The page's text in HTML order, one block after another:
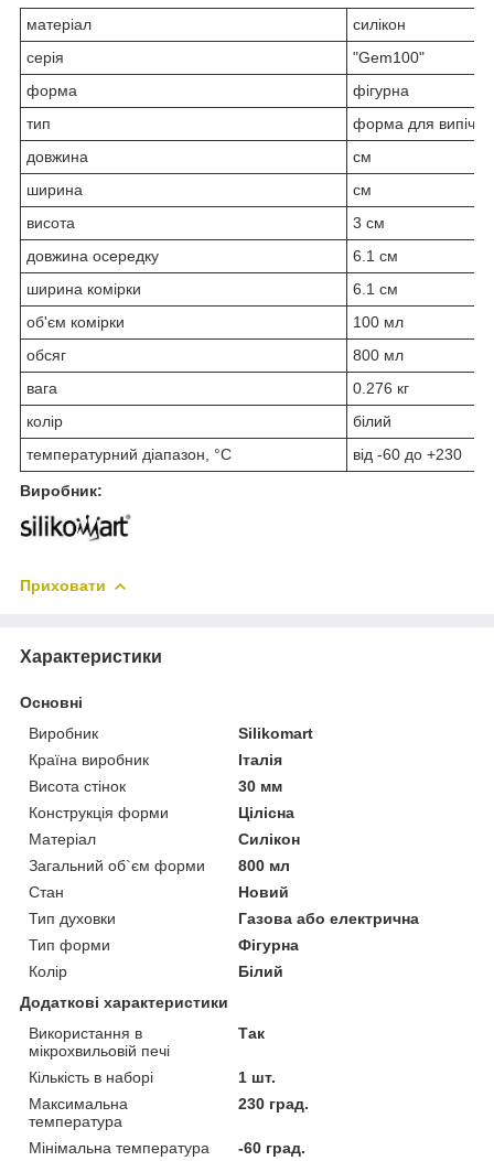
матеріал
силікон
серія
"Gem100"
форма
фігурна
тип
форма для випічки
довжина
см
ширина
см
висота
3 см
довжина осередку
6.1 см
ширина комірки
6.1 см
об'єм комірки
100 мл
обсяг
800 мл
вага
0.276 кг
колір
білий
температурний діапазон, °С
від -60 до +230
Виробник:
Приховати
Характеристики
Основні
Виробник
Silikomart
Країна виробник
Італія
Висота стінок
30 мм
Конструкція форми
Цілісна
Матеріал
Силікон
Загальний об`єм форми
800 мл
Стан
Новий
Тип духовки
Газова або електрична
Тип форми
Фігурна
Колір
Білий
Додаткові характеристики
Використання в
мікрохвильовій печі
Так
Кількість в наборі
1 шт.
Максимальна
температура
230 град.
Мінімальна температура
-60 град.